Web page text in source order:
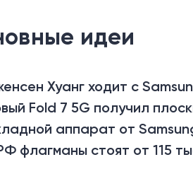
идеи
Хуанг ходит с
Fold 7 5G получил
аппарат от
флагманы стоят от 115